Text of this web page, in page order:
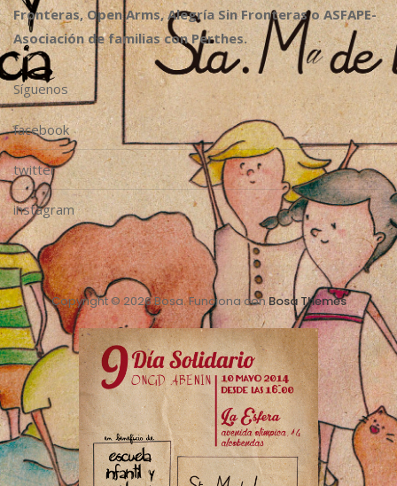
Fronteras, Open Arms, Alegría Sin Fronteras o ASFAPE-
Asociación de familias con Perthes.
Síguenos
facebook
twitter
instagram
Copyright © 2026 Bosa. Funciona conBosa Themes